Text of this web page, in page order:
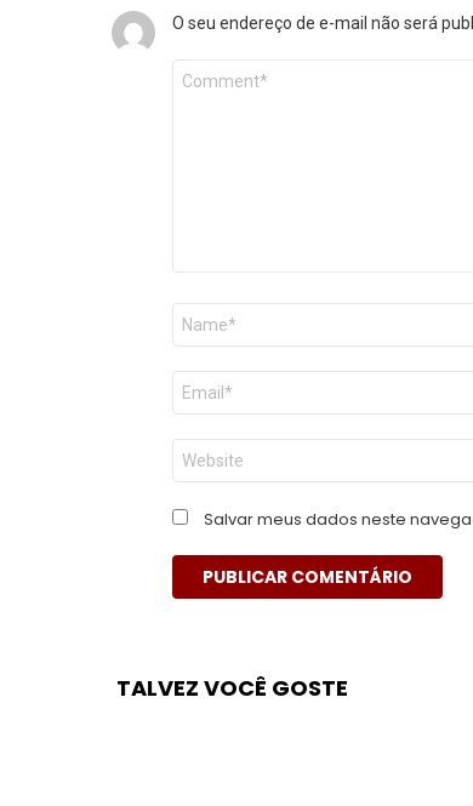
O seu endereço de e-mail não será
Comentário
Nome
E-
mail
*
Site
Salvar meus dados neste
TALVEZ VOCÊ GOSTE